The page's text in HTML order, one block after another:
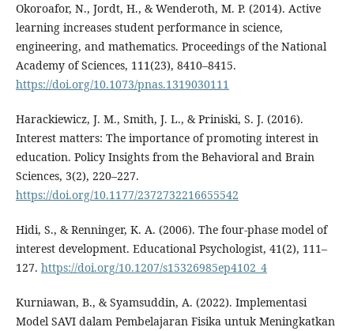
Okoroafor, N., Jordt, H., & Wenderoth, M. P. (2014). Active
learning increases student performance in science,
engineering, and mathematics. Proceedings of the National
Academy of Sciences, 111(23), 8410–8415.
https://doi.org/10.1073/pnas.1319030111
Harackiewicz, J. M., Smith, J. L., & Priniski, S. J. (2016).
Interest matters: The importance of promoting interest in
education. Policy Insights from the Behavioral and Brain
Sciences, 3(2), 220–227.
https://doi.org/10.1177/2372732216655542
Hidi, S., & Renninger, K. A. (2006). The four-phase model of
interest development. Educational Psychologist, 41(2), 111–
127. https://doi.org/10.1207/s15326985ep4102_4
Kurniawan, B., & Syamsuddin, A. (2022). Implementasi
Model SAVI dalam Pembelajaran Fisika untuk Meningkatkan